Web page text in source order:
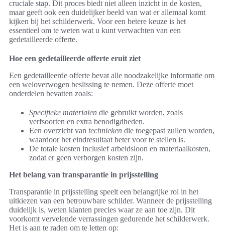
cruciale stap. Dit proces biedt niet alleen inzicht in de kosten,
maar geeft ook een duidelijker beeld van wat er allemaal komt
kijken bij het schilderwerk. Voor een betere keuze is het
essentieel om te weten wat u kunt verwachten van een
gedetailleerde offerte.
Hoe een gedetailleerde offerte eruit ziet
Een gedetailleerde offerte bevat alle noodzakelijke informatie om
een weloverwogen beslissing te nemen. Deze offerte moet
onderdelen bevatten zoals:
Specifieke materialen die gebruikt worden, zoals
verfsoorten en extra benodigdheden.
Een overzicht van technieken die toegepast zullen worden,
waardoor het eindresultaat beter voor te stellen is.
De totale kosten inclusief arbeidsloon en materiaalkosten,
zodat er geen verborgen kosten zijn.
Het belang van transparantie in prijsstelling
Transparantie in prijsstelling speelt een belangrijke rol in het
uitkiezen van een betrouwbare schilder. Wanneer de prijsstelling
duidelijk is, weten klanten precies waar ze aan toe zijn. Dit
voorkomt vervelende verrassingen gedurende het schilderwerk.
Het is aan te raden om te letten op: